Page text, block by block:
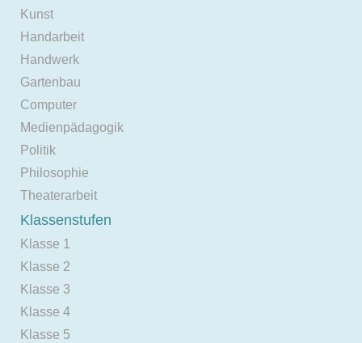
Kunst
Handarbeit
Handwerk
Gartenbau
Computer
Medienpädagogik
Politik
Philosophie
Theaterarbeit
Klassenstufen
Klasse 1
Klasse 2
Klasse 3
Klasse 4
Klasse 5